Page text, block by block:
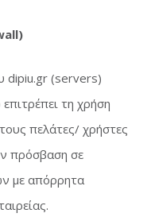
dipiu.gr (servers)
τη χρήση
πελάτες/ χρήστες
πρόσβαση σε
με απόρρητα